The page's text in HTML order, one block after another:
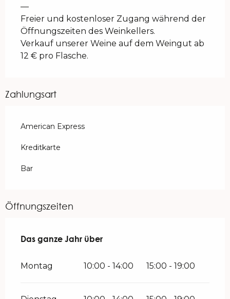
—
Freier und kostenloser Zugang während der
Öffnungszeiten des Weinkellers.
Verkauf unserer Weine auf dem Weingut ab
12 € pro Flasche.
Zahlungsart
American Express
Kreditkarte
Bar
Öffnungszeiten
Das ganze Jahr über
Das ganze Jahr über
Montag 10:00 - 14:00 15:00 - 19:00